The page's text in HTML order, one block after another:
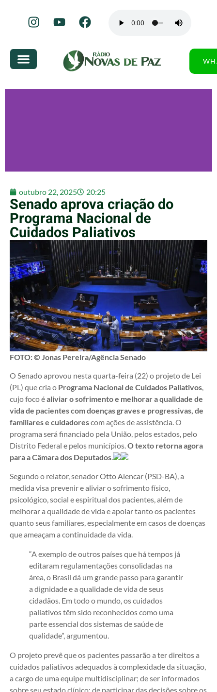
outubro 22, 2025 20:25
Senado aprova criação do
Programa Nacional de
Cuidados Paliativos
FOTO: © Jonas Pereira/Agência Senado
O Senado aprovou nesta quarta-feira (22) o projeto de Lei
(PL) que cria o Programa Nacional de Cuidados Paliativos,
cujo foco éaliviar o sofrimento e melhorar a qualidade de
vida de pacientes com doenças graves e progressivas, de
familiares e cuidadorescom ações de assistência. O
programa será financiado pela União, pelos estados, pelo
Distrito Federal e pelos municípios.O texto retorna agora
para a Câmara dos Deputados.
Segundo o relator, senador Otto Alencar (PSD-BA), a
medida visa prevenir e aliviar o sofrimento físico,
psicológico, social e espiritual dos pacientes, além de
melhorar a qualidade de vida e apoiar tanto os pacientes
quanto seus familiares, especialmente em casos de doenças
que ameaçam a continuidade da vida.
“A exemplo de outros países que há tempos já
editaram regulamentações consolidadas na
área, o Brasil dá um grande passo para garantir
a dignidade e a qualidade de vida de seus
cidadãos. Em todo o mundo, os cuidados
paliativos têm sido reconhecidos como uma
parte essencial dos sistemas de saúde de
qualidade”, argumentou.
O projeto prevê que os pacientes passarão a ter direitos a
cuidados paliativos adequados à complexidade da situação,
a cargo de uma equipe multidisciplinar; de ser informados
sobre seu estado clínico; de participar das decisões sobre os